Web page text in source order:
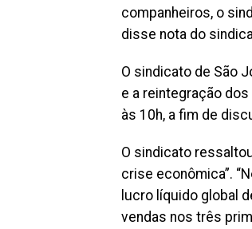
companheiros, o
disse nota do
O sindicato de São
e a reintegração
às 10h, a fim de
O sindicato
crise econômica”.
lucro líquido global
vendas nos três